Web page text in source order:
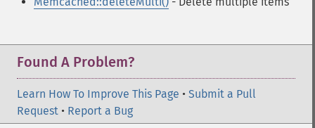
Found A Problem?
Learn How To Improve This Page • Submit a Pull
Request • Report a Bug